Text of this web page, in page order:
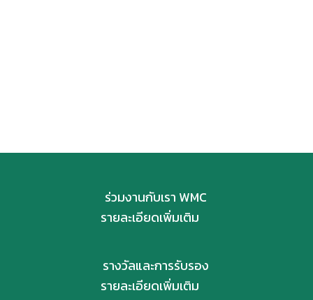
ร่วมงานกับเรา WMC
รายละเอียดเพิ่มเติม
รางวัลและการรับรอง
รายละเอียดเพิ่มเติม